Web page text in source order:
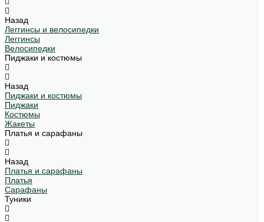
Назад
Леггинсы и велосипедки
Леггинсы
Велосипедки
Пиджаки и костюмы
Назад
Пиджаки и костюмы
Пиджаки
Костюмы
Жакеты
Платья и сарафаны
Назад
Платья и сарафаны
Платья
Сарафаны
Туники